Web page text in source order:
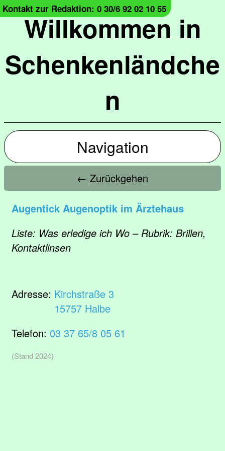
Willkommen in
Schenkenländche
n
Kontakt zur Redaktion: 0 30/6 92 02 10 55
Navigation
← Zurückgehen
Augentick Augenoptik im Ärztehaus
Liste: Was erledige ich Wo – Rubrik: Brillen,
Kontaktlinsen
Adresse: Kirchstraße 3
15757 Halbe
Telefon: 03 37 65/8 05 61
(Stand 2024)